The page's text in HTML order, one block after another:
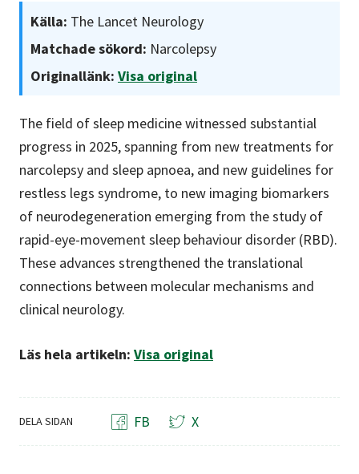
Källa: The Lancet Neurology
Matchade sökord: Narcolepsy
Originallänk: Visa original
The field of sleep medicine witnessed substantial
progress in 2025, spanning from new treatments for
narcolepsy and sleep apnoea, and new guidelines for
restless legs syndrome, to new imaging biomarkers
of neurodegeneration emerging from the study of
rapid-eye-movement sleep behaviour disorder (RBD).
These advances strengthened the translational
connections between molecular mechanisms and
clinical neurology.
Läs hela artikeln: Visa original
DELA SIDAN FB X